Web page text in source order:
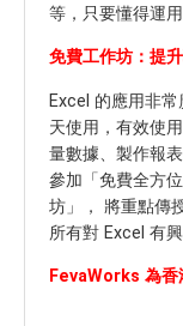
等，只要懂得運
免費工作坊：提
Excel 的應用非
天使用，有效使
量數據、製作報
參加「免費全方
坊」， 將重點傳
所有對 Excel 有
FevaWorks 為香